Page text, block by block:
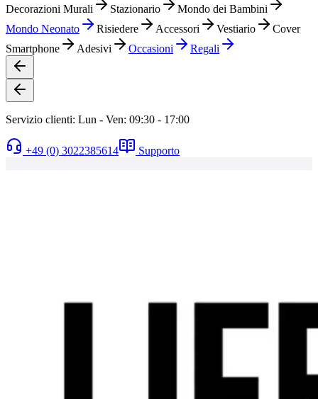
Decorazioni Murali Stazionario
Mondo dei Bambini
Mondo Neonato
Risiedere Accessori Vestiario
Cover
Smartphone
Adesivi Occasioni Regali
Servizio clienti: Lun - Ven: 09:30 - 17:00
+49 (0) 3022385614 Supporto